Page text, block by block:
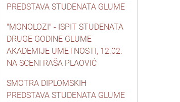
PREDSTAVA STUDENATA GLUME
"MONOLOZI" - ISPIT STUDENATA
DRUGE GODINE GLUME
AKADEMIJE UMETNOSTI, 12.02.
NA SCENI RAŠA PLAOVIĆ
SMOTRA DIPLOMSKIH
PREDSTAVA STUDENATA GLUME